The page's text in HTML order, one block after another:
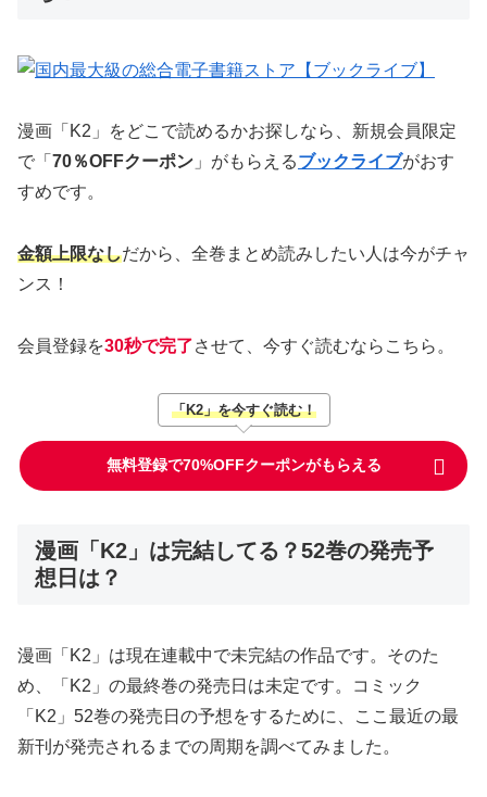
漫画「K2」をどこで読めるかお探しなら、新規会員限定
で「 70％OFFクーポン 」がもらえるブックライブがおす
すめです。
金額上限なしだから、全巻まとめ読みしたい人は今がチャ
ンス！
会員登録を30秒で完了させて、今すぐ読むならこちら。
「K2」を今すぐ読む！
無料登録で70%OFFクーポンがもらえる
漫画「K2」は完結してる？52巻の発売予
想日は？
漫画「K2」は現在連載中で未完結の作品です。そのた
め、「K2」の最終巻の発売日は未定です。コミック
「K2」52巻の発売日の予想をするために、ここ最近の最
新刊が発売されるまでの周期を調べてみました。